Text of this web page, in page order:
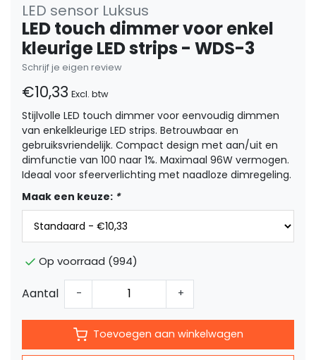
LED sensor Luksus
LED touch dimmer voor enkel
kleurige LED strips - WDS-3
Schrijf je eigen review
€10,33 Excl. btw
Stijlvolle LED touch dimmer voor eenvoudig dimmen
van enkelkleurige LED strips. Betrouwbaar en
gebruiksvriendelijk. Compact design met aan/uit en
dimfunctie van 100 naar 1%. Maximaal 96W vermogen.
Ideaal voor sfeerverlichting met naadloze dimregeling.
Maak een keuze: *
Op voorraad (994)
Aantal - +
Toevoegen aan winkelwagen